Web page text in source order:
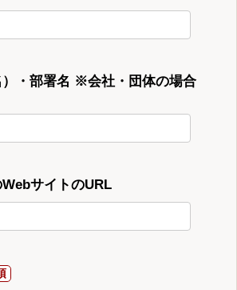
・部署名 ※会社・団体の場合
サイトのURL